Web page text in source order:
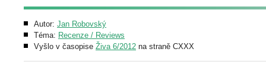
Autor: Jan Robovský
Téma: Recenze / Reviews
Vyšlo v časopise Živa 6/2012 na straně CXXX